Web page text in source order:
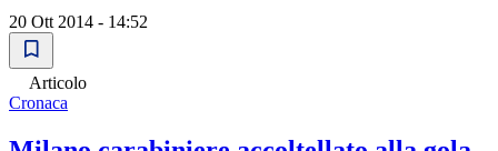
20 Ott 2014 - 14:52
Articolo
Cronaca